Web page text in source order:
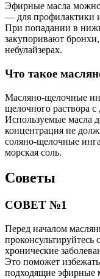
Эфирные масла можно
— для профилактики
При попадании в
закупоривают
небулайзерах.
Что такое
Масляно-щелочные
щелочного раствора
Используемые масла
концентрация не
соляно-щелочные
морская соль.
Советы
СОВЕТ №1
Перед началом
проконсультируйтесь
хронические
Это поможет
подходящие эфирные